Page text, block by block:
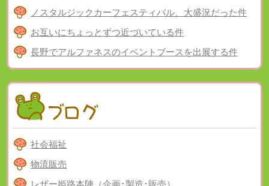
ノスタルジックカーフェスティバル、大盛況だった件
お互いにちょっとずつ近づいている件
長野でアルファネスのイベントブースを出展する件
社会福祉
物流販売
レザー姫路本陣（企画･製造･販売）